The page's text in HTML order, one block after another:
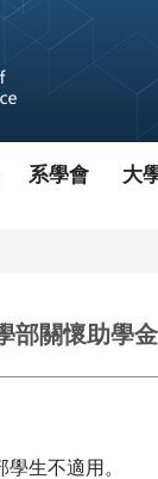
系學會 大
部關懷助學
生不適用。